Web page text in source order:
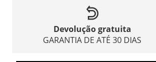
Devolução gratuita
GARANTIA DE ATÉ 30 DIAS